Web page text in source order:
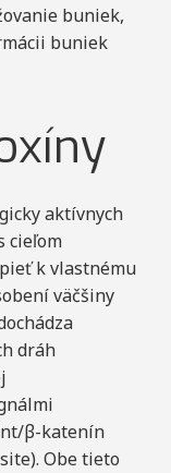
buniek,
buniek
aktívnych
cieľom
k vlastnému
väčšiny
dráh
β-katenín
Obe tieto